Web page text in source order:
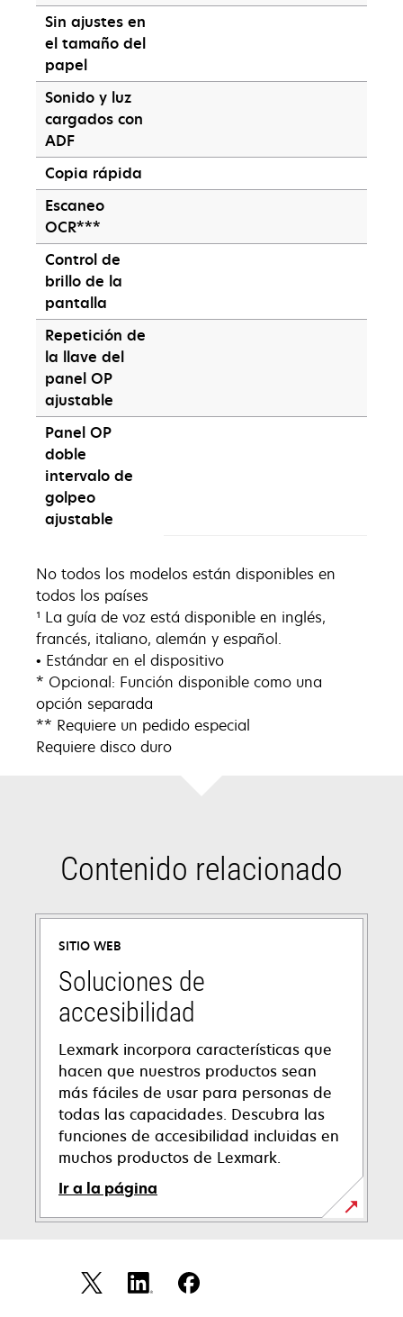
Sin ajustes en
el tamaño del
papel
Sonido y luz
cargados con
ADF
Copia rápida
Escaneo
OCR***
Control de
brillo de la
pantalla
Repetición de
la llave del
panel OP
ajustable
Panel OP
doble
intervalo de
golpeo
ajustable
No todos los modelos están disponibles en
todos los países
¹ La guía de voz está disponible en inglés,
francés, italiano, alemán y español.
• Estándar en el dispositivo
* Opcional: Función disponible como una
opción separada
** Requiere un pedido especial
Requiere disco duro
Contenido relacionado
SITIO WEB
Soluciones de
accesibilidad
Lexmark incorpora características que
hacen que nuestros productos sean
más fáciles de usar para personas de
todas las capacidades. Descubra las
funciones de accesibilidad incluidas en
muchos productos de Lexmark.
Ir a la página
se